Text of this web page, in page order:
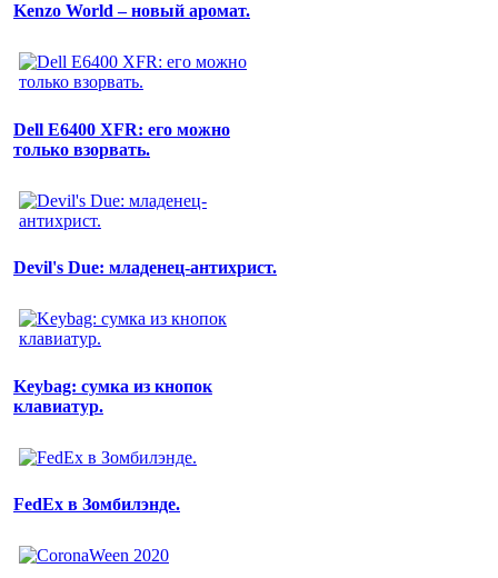
Kenzo World – новый аромат.
Dell E6400 XFR: его можно
только взорвать.
Devil's Due: младенец-антихрист.
Keybag: сумка из кнопок
клавиатур.
FedEx в Зомбилэнде.